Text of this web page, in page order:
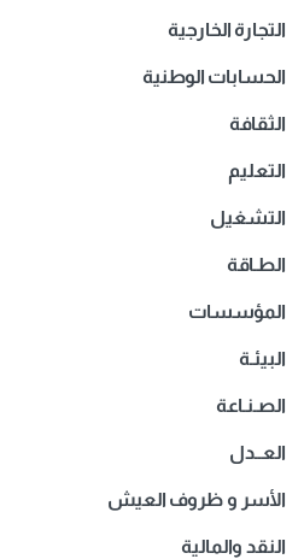
التجارة الخارجية
الحسابات الوطنية
الثقافة
التعليم
التشغيل
الطـاقة
المؤسسات
البيئـة
الصـنـاعة
العــدل
الأسر و ظروف العيش
النقد والمالية